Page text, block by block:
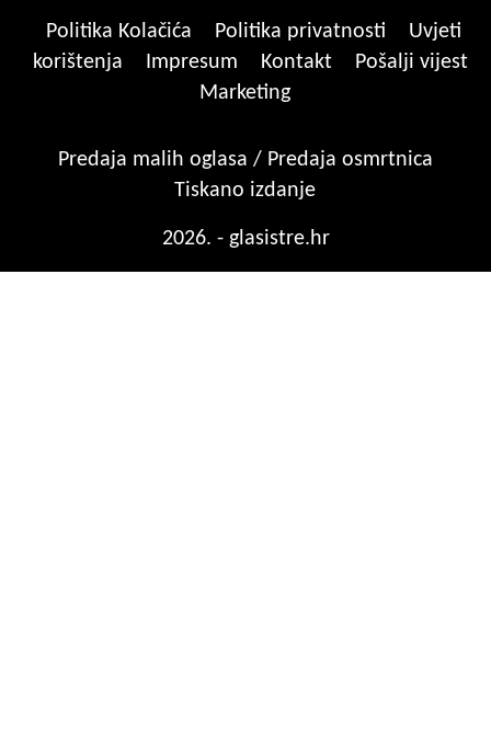
Politika Kolačića Politika privatnosti
Uvjeti
korištenja
Impresum Kontakt
Pošalji vijest
Marketing
Predaja malih oglasa / Predaja osmrtnica
Tiskano izdanje
2026. - glasistre.hr